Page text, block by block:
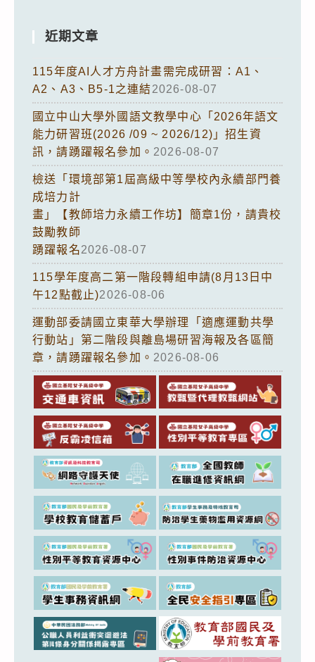
近期文章
115年度AI人才方舟計畫需完成研習：A1、
A2、A3、B5-1之連結2026-08-07
國立中山大學外國語文教學中心「2026年語文
能力研習班(2026 /09 ~ 2026/12)」招生資
訊，請踴躍報名參加。 2026-08-07
檢送「環境部第1屆高級中等學校內永續部門養
成培力計
畫」【教師培力永續工作坊】簡章1份，請貴校
鼓勵教師
踴躍報名2026-08-07
115學年度高二第一階段轉組申請(8月13日中
午12點截止)2026-08-06
運動部委請國立東華大學辦理「適應運動共學
行動站」第二階段與離島場研習海報及各區簡
章，請踴躍報名參加。 2026-08-06